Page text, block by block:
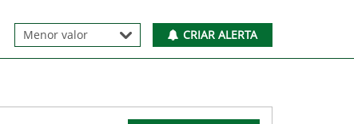
CRIAR ALERTA